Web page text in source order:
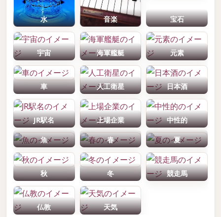
水 音楽 宝石
宇宙 海軍艦艇 元素
車 人工衛星 日本酒
JR駅名 上場企業 中性的
魚 春 夏
秋 冬 競走馬
仏教 天気